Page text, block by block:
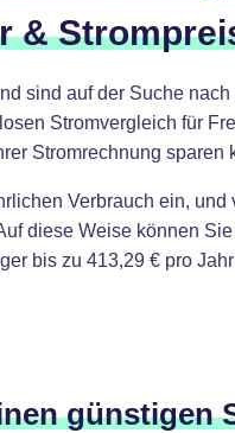
&
sind auf der Suche
Stromvergleich für
Stromrechnung sparen
Verbrauch ein,
diese Weise können
bis zu 413,29 € pro
günstigen